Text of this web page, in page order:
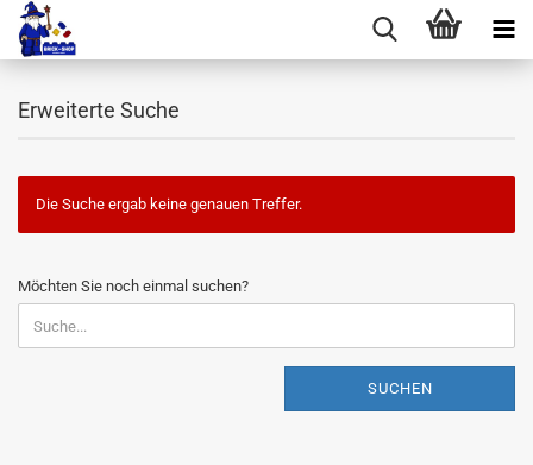
Erweiterte Suche
Die Suche ergab keine genauen Treffer.
MÖCHTEN
SIE
NOCH
EINMAL
Möchten Sie noch einmal suchen?
SUCHEN